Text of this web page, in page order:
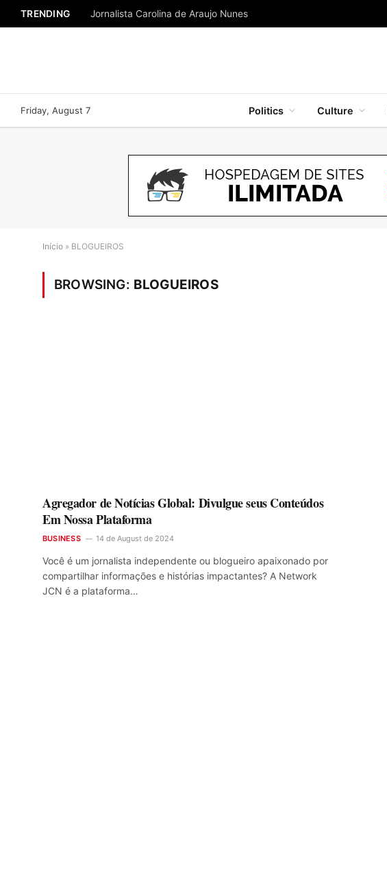
TRENDING Jornalista Carolina de Araujo Nunes
Friday, August 7 Politics Culture
Início » BLOGUEIROS
BROWSING: BLOGUEIROS
Agregador de Notícias Global: Divulgue seus Conteúdos
Em Nossa Plataforma
BUSINESS 14 de August de 2024
Você é um jornalista independente ou blogueiro apaixonado por
compartilhar informações e histórias impactantes? A Network
JCN é a plataforma…